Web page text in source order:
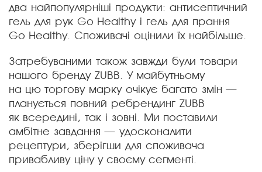
два найпопулярніші продукти: антисептичний
гель для рук Gо Healthy і гель для прання
Gо Healthy. Споживачі оцінили їх найбільше.
Затребуваними також завжди були товари
нашого бренду ZUBB. У майбутньому
на цю торгову марку очікує багато змін —
планується повний ребрендинг ZUBB
як всередині, так і зовні. Ми поставили
амбітне завдання — удосконалити
рецептури, зберігши для споживача
привабливу ціну у своєму сегменті.